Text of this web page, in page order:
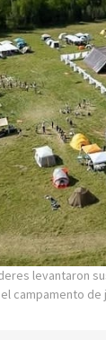
levantaron
campamento